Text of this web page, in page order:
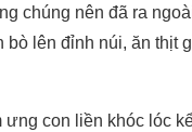
chúng nên đã ra
lên đỉnh núi, ăn thịt
con liền khóc lóc